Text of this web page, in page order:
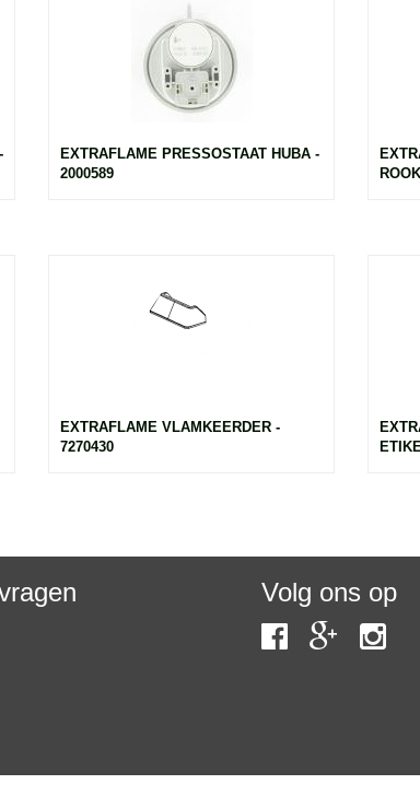
EXTRAFLAME PRESSOSTAAT HUBA -
2000589
EXTRAFLAME VLAMKEERDER -
7270430
Volg ons op